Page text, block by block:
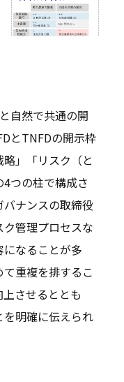
自然で共通の開
とTNFDの開示枠
」「リスク（と
つの柱で構成さ
ナンスの取締役
管理プロセスな
なることが多
重複を排するこ
させるととも
明確に伝えられ